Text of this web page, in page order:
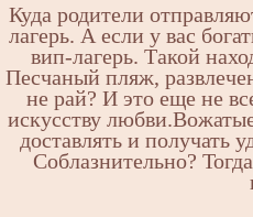
Куда родители
лагерь. А если у вас
вип-лагерь. Такой
Песчаный пляж,
не рай? И это еще не
искусству
доставлять и получать
Соблазнительно?